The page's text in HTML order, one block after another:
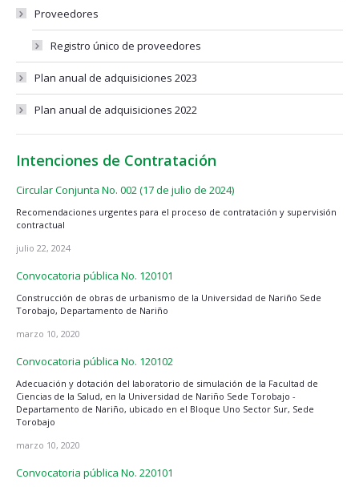
Proveedores
Registro único de proveedores
Plan anual de adquisiciones 2023
Plan anual de adquisiciones 2022
Intenciones de Contratación
Circular Conjunta No. 002 (17 de julio de 2024)
Recomendaciones urgentes para el proceso de contratación y supervisión
contractual
julio 22, 2024
Convocatoria pública No. 120101
Construcción de obras de urbanismo de la Universidad de Nariño Sede
Torobajo, Departamento de Nariño
marzo 10, 2020
Convocatoria pública No. 120102
Adecuación y dotación del laboratorio de simulación de la Facultad de
Ciencias de la Salud, en la Universidad de Nariño Sede Torobajo -
Departamento de Nariño, ubicado en el Bloque Uno Sector Sur, Sede
Torobajo
marzo 10, 2020
Convocatoria pública No. 220101